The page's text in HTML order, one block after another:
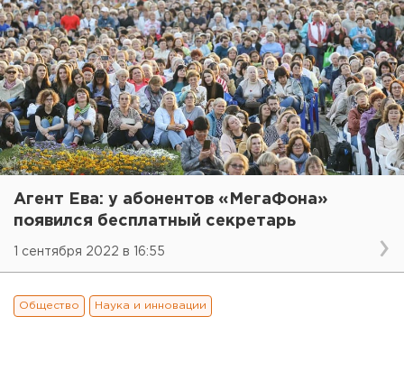
Агент Ева: у абонентов «МегаФона»
появился бесплатный секретарь
1 сентября 2022 в 16:55
Общество Наука и инновации